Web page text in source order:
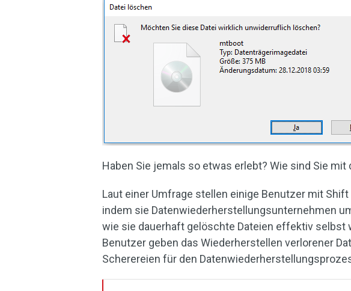
Haben Sie jemals so etwas erlebt? Wie sind Sie
Laut einer Umfrage stellen einige Benutzer mit
indem sie Datenwiederherstellungsunternehmen
wie sie dauerhaft gelöschte Dateien effektiv selbst
Benutzer geben das Wiederherstellen verlorener
Scherereien für den